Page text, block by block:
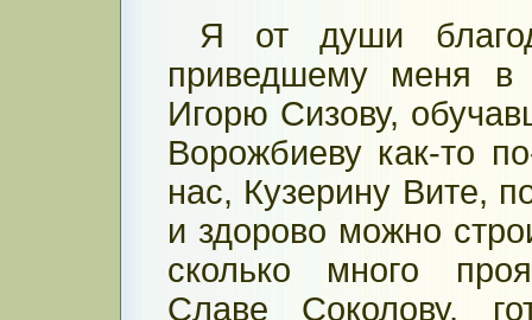
Я от души
приведшему меня
Игорю Сизову,
Ворожбиеву как-то
нас, Кузерину Вите,
и здорово можно
сколько много
Славе Соколову,